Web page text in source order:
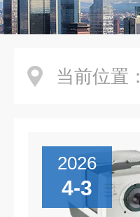
当前位置：
2026
4-3